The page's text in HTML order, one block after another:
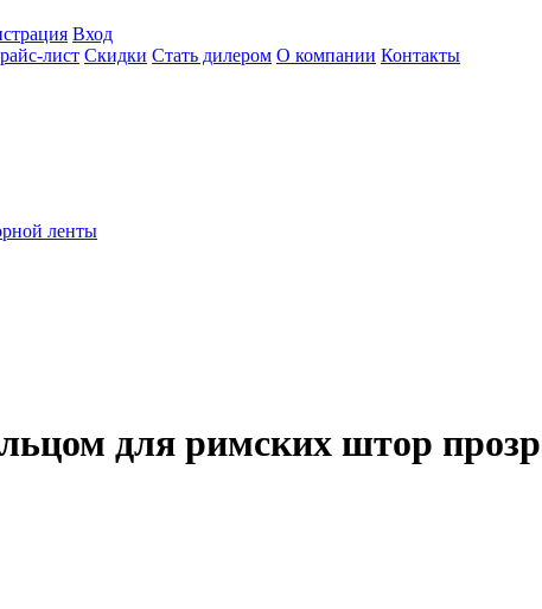
Вход
лист Скидки Стать дилером О компании Контакты
ленты
для римских штор